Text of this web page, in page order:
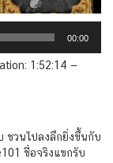
00:00
1:52:14 —
ชวนไปลงลึกยิ่งขึ้นกับ
ชื่อจริงแขกรับ